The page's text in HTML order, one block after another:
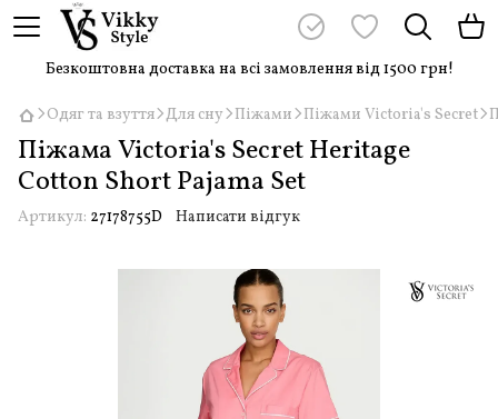
Безкоштовна доставка на всі замовлення від 1500 грн!
Одяг та взуття Для сну Піжами Піжами Victoria's Secret
Піжама Victoria's Secret Heritage
Cotton Short Pajama Set
Артикул: 27178755D Написати відгук